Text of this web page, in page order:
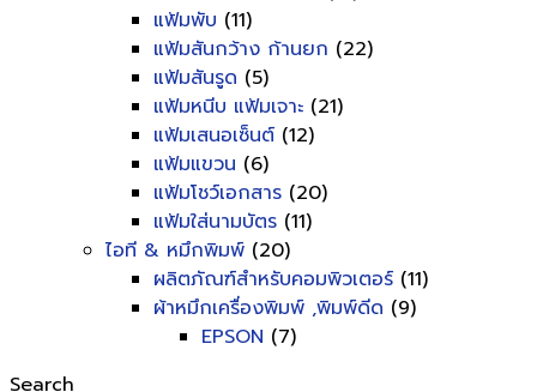
แฟ้มพับ (11)
แฟ้มสันกว้าง ก้านยก (22)
แฟ้มสันรูด (5)
แฟ้มหนีบ แฟ้มเจาะ (21)
แฟ้มเสนอเซ็นต์ (12)
แฟ้มแขวน (6)
แฟ้มโชว์เอกสาร (20)
แฟ้มใส่นามบัตร (11)
ไอที & หมึกพิมพ์ (20)
ผลิตภัณฑ์สำหรับคอมพิวเตอร์ (11)
ผ้าหมึกเครื่องพิมพ์ ,พิมพ์ดีด (9)
EPSON (7)
Search